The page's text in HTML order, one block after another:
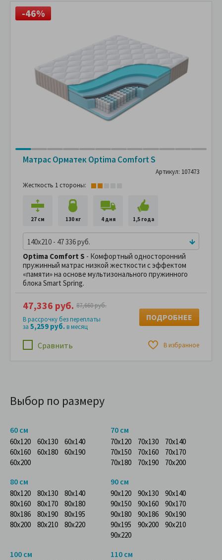
-46%
Матрас Орматек Optima Comfort S
Артикул: 107473
Жесткость 1 стороны:
27 см 130 кг 4 дня 1,5 года
140x210 - 47 336 руб.
Optima Comfort S - Комфортный односторонний
пружинный матрас низкой жесткости с эффектом
«памяти» на основе мультизонального пружинного
блока Smart Spring.
Сравнить В избранное
47,336 руб. 87,660 руб.
В рассрочку без переплаты
за 5,259 руб.в месяц
ПОДРОБНЕЕ
Выбор по размеру
60 см
60x120 60x130
60x140
60x160
60x180
60x190
60x200
70 см
70x120 70x130
70x140
70x150
70x160
70x170
70x180
70x190 70x200
80 см
80x120 80x130
80x140
80x160
80x170
80x180
80x186
80x190
80x195
80x200
80x210 80x220
90 см
90x120 90x130
90x140
90x150
90x160
90x170
90x180
90x186
90x190
90x195
90x200
90x210
90x220
100 см 110 см